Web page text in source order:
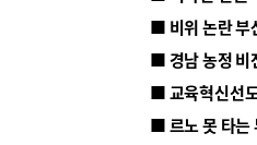
■ 비위 논란 부
■ 르노 못 타는